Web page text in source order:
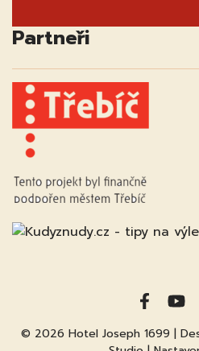
Partneři
© 2026 Hotel Joseph 1699 |